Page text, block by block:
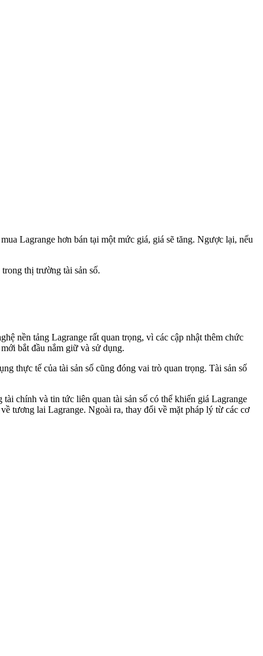
Lagrange hơn bán tại một mức giá, giá sẽ tăng. Ngược lại, nếu
thị trường tài sản số.
nền tảng Lagrange rất quan trọng, vì các cập nhật thêm chức
bắt đầu nắm giữ và sử dụng.
thực tế của tài sản số cũng đóng vai trò quan trọng. Tài sản số
chính và tin tức liên quan tài sản số có thể khiến giá Lagrange
tương lai Lagrange. Ngoài ra, thay đổi về mặt pháp lý từ các cơ